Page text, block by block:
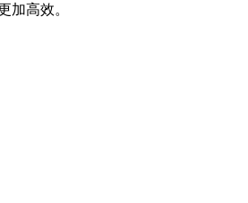
加高效。